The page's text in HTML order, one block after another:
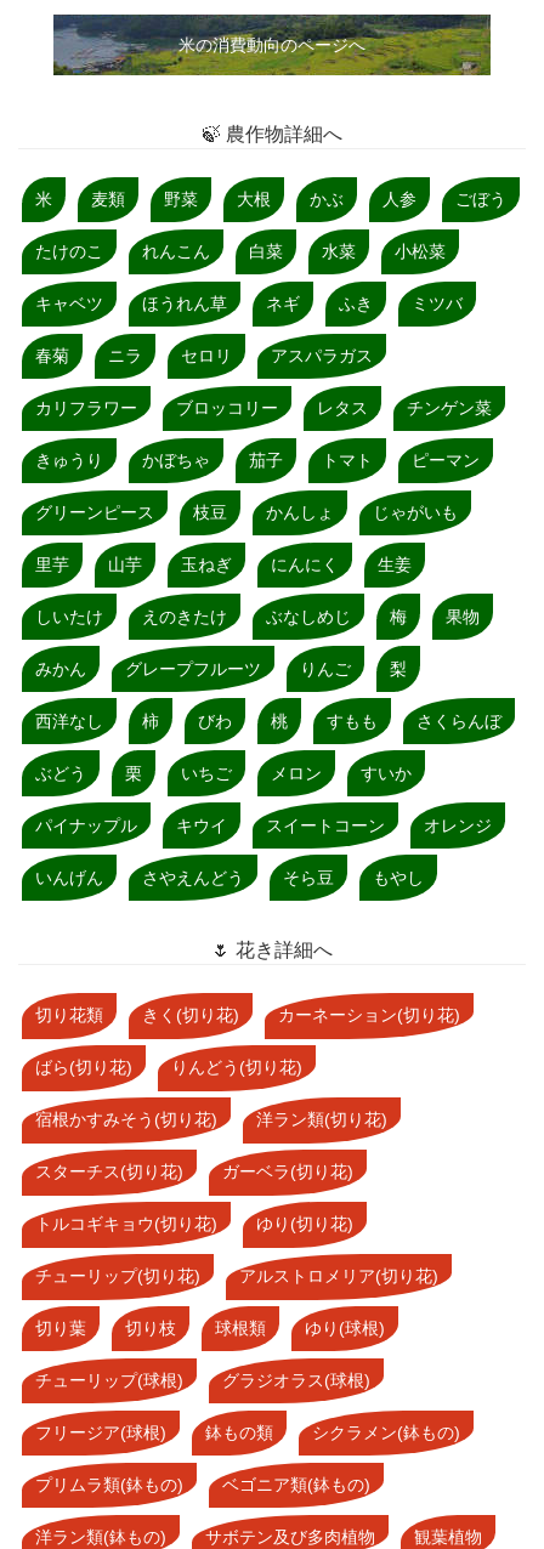
米の消費動向のページへ
🍃 農作物詳細へ
米 麦類 野菜 大根 かぶ 人参 ごぼう
たけのこ れんこん 白菜 水菜 小松菜
キャベツ ほうれん草 ネギ ふき ミツバ
春菊 ニラ セロリ アスパラガス
カリフラワー ブロッコリー レタス チンゲン菜
きゅうり かぼちゃ 茄子 トマト ピーマン
グリーンピース 枝豆 かんしょ じゃがいも
里芋 山芋 玉ねぎ にんにく 生姜
しいたけ えのきたけ ぶなしめじ 梅 果物
みかん グレープフルーツ りんご 梨
西洋なし 柿 びわ 桃 すもも さくらんぼ
ぶどう 栗 いちご メロン すいか
パイナップル キウイ スイートコーン オレンジ
いんげん さやえんどう そら豆 もやし
🌷 花き詳細へ
切り花類 きく(切り花) カーネーション(切り花)
ばら(切り花) りんどう(切り花)
宿根かすみそう(切り花) 洋ラン類(切り花)
スターチス(切り花) ガーベラ(切り花)
トルコギキョウ(切り花) ゆり(切り花)
チューリップ(切り花) アルストロメリア(切り花)
切り葉 切り枝 球根類 ゆり(球根)
チューリップ(球根) グラジオラス(球根)
フリージア(球根) 鉢もの類 シクラメン(鉢もの)
プリムラ類(鉢もの) ベゴニア類(鉢もの)
洋ラン類(鉢もの) サボテン及び多肉植物 観葉植物